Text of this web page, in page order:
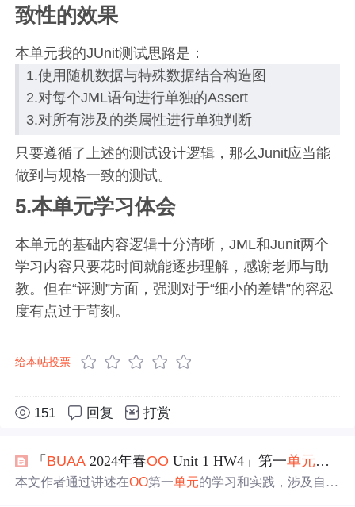
致性的效果
本单元我的JUnit测试思路是：
1.使用随机数据与特殊数据结合构造图
2.对每个JML语句进行单独的Assert
3.对所有涉及的类属性进行单独判断
只要遵循了上述的测试设计逻辑，那么Junit应当能
做到与规格一致的测试。
5.本单元学习体会
本单元的基础内容逻辑十分清晰，JML和Junit两个
学习内容只要花时间就能逐步理解，感谢老师与助
教。但在“评测”方面，强测对于“细小的差错”的容忍
度有点过于苛刻。
给本帖投票
151 回复 打赏
「 BUAA 2024年春OO Unit 1 HW4」第一单元总结
本文作者通过讲述在OO第一单元的学习和实践，涉及自我